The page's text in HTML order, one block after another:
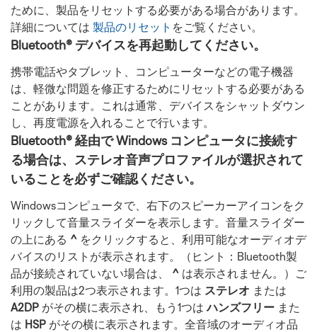
ために、製品をリセットする必要がある場合があります。
詳細については 製品のリセット をご覧ください。
Bluetooth® デバイスを再起動してください。
携帯電話やタブレット、コンピューターなどの電子機器
は、軽微な問題を修正するためにリセットする必要がある
ことがあります。これは通常、デバイスをシャットダウン
し、再度電源を入れることで行います。
Bluetooth® 経由で Windows コンピュータに接続す
る場合は、ステレオ音声プロファイルが選択されて
いることを必ずご確認ください。
Windowsコンピュータで、右下のスピーカーアイコンをク
リックして音量スライダーを表示します。音量スライダー
の上にある ^ をクリックすると、利用可能なオーディオデ
バイスのリストが表示されます。（ヒント：Bluetooth製
品が接続されていない場合は、 ^ は表示されません。）ご
利用の製品は2つ表示されます。1つは ステレオ または
A2DP がその横に表示され、もう1つはハンズフリー また
は HSP がその横に表示されます。全音域のオーディオ品